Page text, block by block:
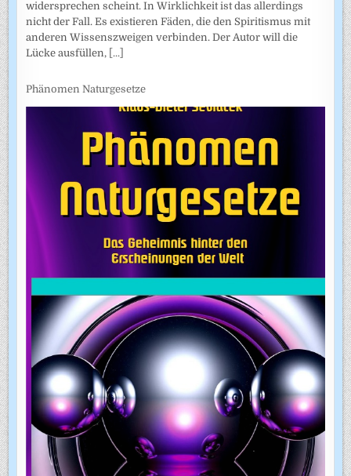
widersprechen scheint. In Wirklichkeit ist das allerdings
nicht der Fall. Es existieren Fäden, die den Spiritismus mit
anderen Wissenszweigen verbinden. Der Autor will die
Lücke ausfüllen, [...]
Phänomen Naturgesetze